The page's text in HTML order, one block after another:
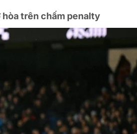
hòa trên chấm penalty